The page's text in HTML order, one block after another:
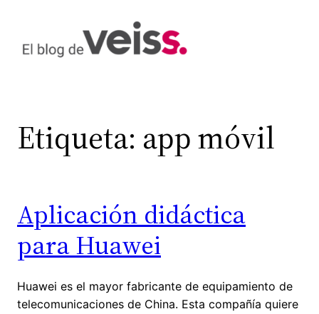
contenido
Etiqueta: app móvil
Aplicación didáctica
para Huawei
Huawei es el mayor fabricante de equipamiento de
telecomunicaciones de China. Esta compañía quiere